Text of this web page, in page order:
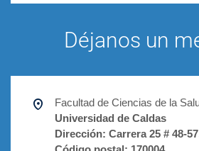
Déjanos un
Facultad de Ciencias de la
Universidad de Caldas
Dirección: Carrera 25 # 48-